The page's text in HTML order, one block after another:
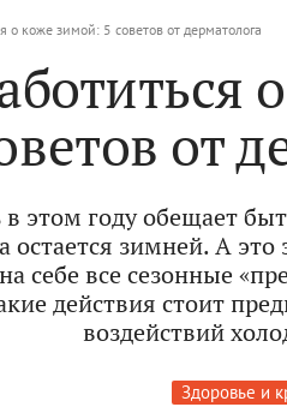
о коже зимой: 5 советов от дерматолога
от
этом году обещает
остается зимней. А
себе все сезонные
действия стоит
воздействий
Здоровье и